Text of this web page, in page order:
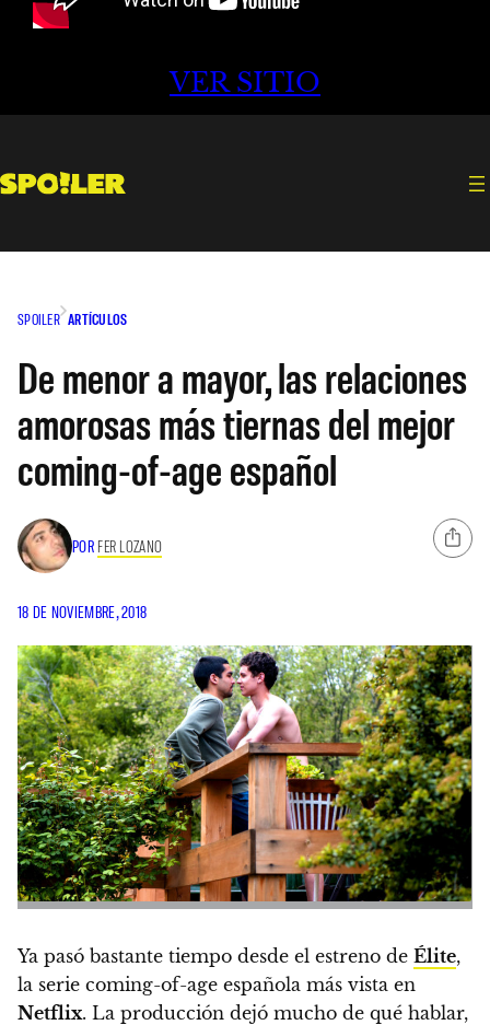
VER SITIO
SPOILER ARTÍCULOS
De menor a mayor, las relaciones
amorosas más tiernas del mejor
coming-of-age español
POR FER LOZANO
18 DE NOVIEMBRE, 2018
Ya pasó bastante tiempo desde el estreno de Élite,
la serie coming-of-age española más vista en
Netflix. La producción dejó mucho de qué hablar,